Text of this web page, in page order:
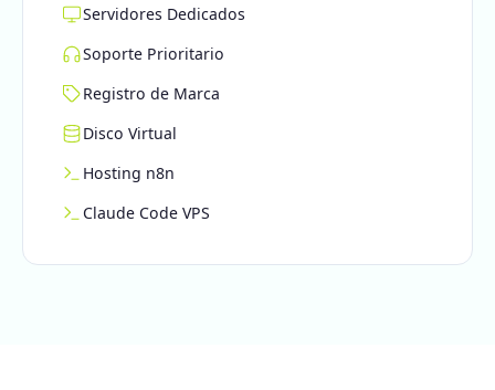
Servidores Dedicados
Soporte Prioritario
Registro de Marca
Disco Virtual
Hosting n8n
Claude Code VPS